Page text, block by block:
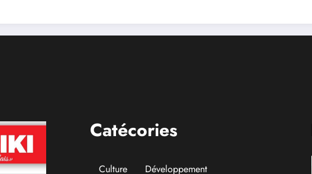
Catécories
Culture
Développement